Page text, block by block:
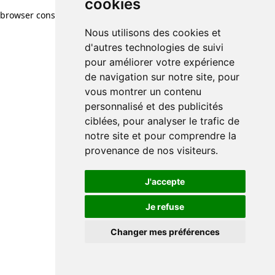
cookies
Nous utilisons des cookies et
d'autres technologies de suivi
pour améliorer votre expérience
de navigation sur notre site, pour
vous montrer un contenu
personnalisé et des publicités
ciblées, pour analyser le trafic de
notre site et pour comprendre la
provenance de nos visiteurs.
J'accepte
Je refuse
Changer mes préférences
browser console for more information)